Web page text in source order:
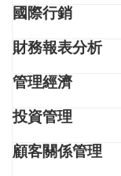
國際行銷
財務報表分析
管理經濟
投資管理
顧客關係管理